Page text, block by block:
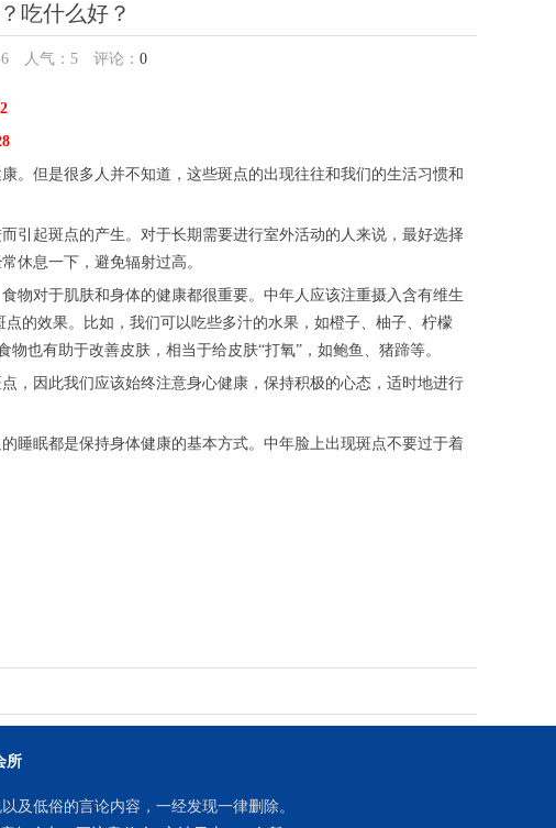
吃什么好？
人气： 5评论： 0
。但是很多人并不知道，这些斑点的出现往往和我们的生活习惯和
引起斑点的产生。对于长期需要进行室外活动的人来说，最好选择
休息一下，避免辐射过高。
物对于肌肤和身体的健康都很重要。中年人应该注重摄入含有维生
的效果。比如，我们可以吃些多汁的水果，如橙子、柚子、柠檬
也有助于改善皮肤，相当于给皮肤“打氧”，如鲍鱼、猪蹄等。
，因此我们应该始终注意身心健康，保持积极的心态，适时地进行
睡眠都是保持身体健康的基本方式。中年脸上出现斑点不要过于着
所
及低俗的言论内容，一经发现一律删除。